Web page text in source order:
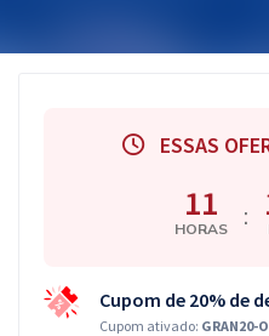
Conteúdo gratuito
ESSAS
11
HORAS :
Cupom de 20% de
Cupom ativado: GRAN20-